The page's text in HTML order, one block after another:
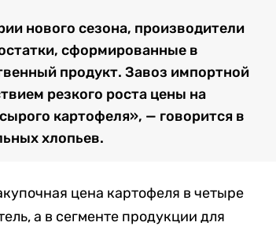
нового сезона, производители
сформированные в
продукт. Завоз импортной
резкого роста цены на
картофеля», — говорится в
хлопьев.
цена картофеля в четыре
а в сегменте продукции для